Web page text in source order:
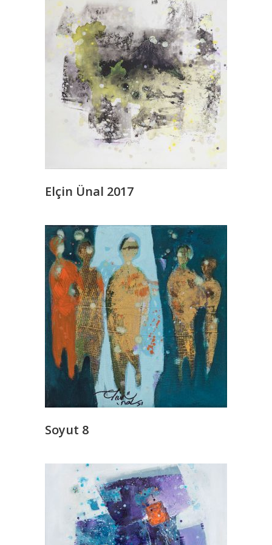
Lütfen İletişime Geçin
Elçin Ünal 2017
READ MORE
Soyut 8